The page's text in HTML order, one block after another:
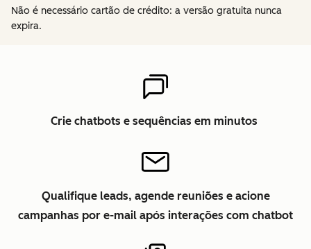
Não é necessário cartão de crédito: a versão gratuita nunca
expira.
Crie chatbots e sequências em minutos
Qualifique leads, agende reuniões e acione
campanhas por e-mail após interações com chatbot